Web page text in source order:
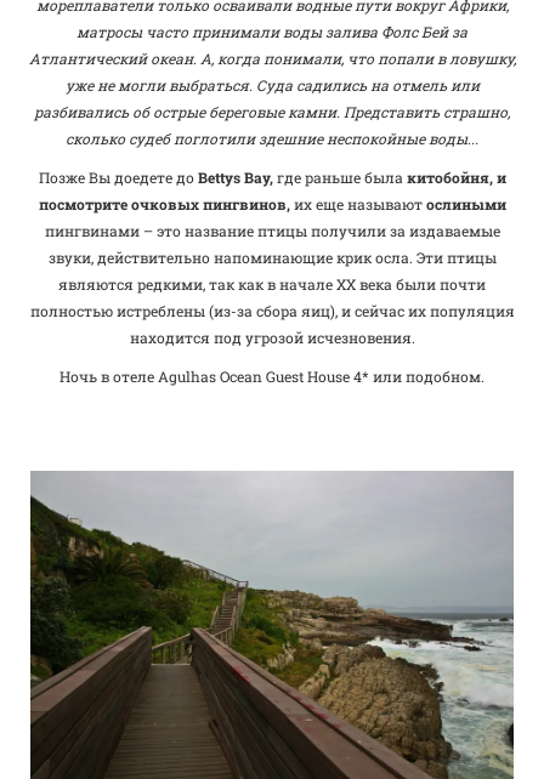
мореплаватели только осваивали водные пути вокруг Африки,
матросы часто принимали воды залива Фолс Бей за
Атлантический океан. А, когда понимали, что попали в ловушку,
уже не могли выбраться. Суда садились на отмель или
разбивались об острые береговые камни. Представить страшно,
сколько судеб поглотили здешние неспокойные воды...
Позже Вы доедете доBettys Bay,где раньше была китобойня, и
посмотрите очковых пингвинов,их еще называютослиными
пингвинами – это название птицы получили за издаваемые
звуки, действительно напоминающие крик осла. Эти птицы
являются редкими, так как в начале XX века были почти
полностью истреблены (из-за сбора яиц), и сейчас их популяция
находится под угрозой исчезновения.
Ночь в отеле Agulhas Ocean Guest House 4* или подобном.